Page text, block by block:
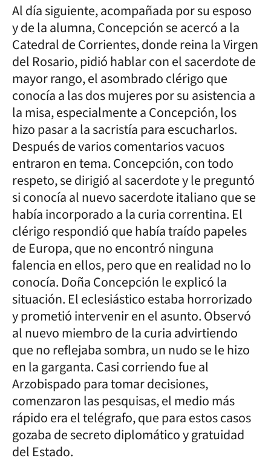
Al día siguiente, acompañada por su esposo
y de la alumna, Concepción se acercó a la
Catedral de Corrientes, donde reina la Virgen
del Rosario, pidió hablar con el sacerdote de
mayor rango, el asombrado clérigo que
conocía a las dos mujeres por su asistencia a
la misa, especialmente a Concepción, los
hizo pasar a la sacristía para escucharlos.
Después de varios comentarios vacuos
entraron en tema. Concepción, con todo
respeto, se dirigió al sacerdote y le preguntó
si conocía al nuevo sacerdote italiano que se
había incorporado a la curia correntina. El
clérigo respondió que había traído papeles
de Europa, que no encontró ninguna
falencia en ellos, pero que en realidad no lo
conocía. Doña Concepción le explicó la
situación. El eclesiástico estaba horrorizado
y prometió intervenir en el asunto. Observó
al nuevo miembro de la curia advirtiendo
que no reflejaba sombra, un nudo se le hizo
en la garganta. Casi corriendo fue al
Arzobispado para tomar decisiones,
comenzaron las pesquisas, el medio más
rápido era el telégrafo, que para estos casos
gozaba de secreto diplomático y gratuidad
del Estado.